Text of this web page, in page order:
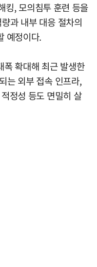
킹, 모의침투 훈련 등을
과 내부 대응 절차의
예정이다.
폭 확대해 최근 발생한
는 외부 접속 인프라,
정성 등도 면밀히 살